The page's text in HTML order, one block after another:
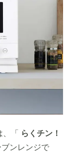
、「
らくチン！
ブンレンジで